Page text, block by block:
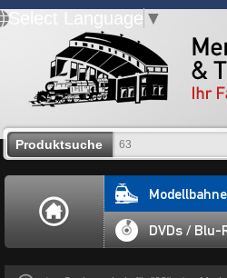
Select Language ▼
Produktsuche
DVDs / Blu-